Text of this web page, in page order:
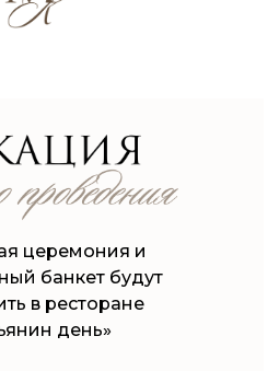
церемония и
банкет будут
в ресторане
день»